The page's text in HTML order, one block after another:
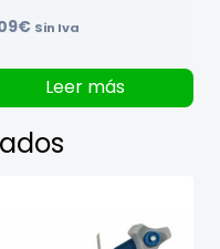
€ Sin Iva
Leer más